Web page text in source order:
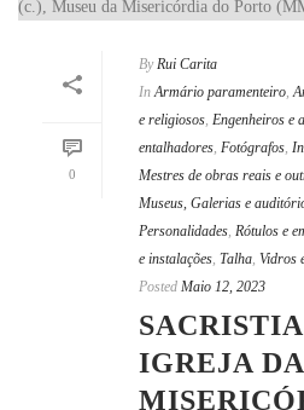
0
By Rui Carita
In Armário paramenteiro,
e religiosos, Engenheiros e
entalhadores, Fotógrafos,
Mestres de obras reais e
Museus, Galerias e
Personalidades, Rótulos e
e instalações, Talha, Vidros
Posted Maio 12, 2023
IGREJA DA